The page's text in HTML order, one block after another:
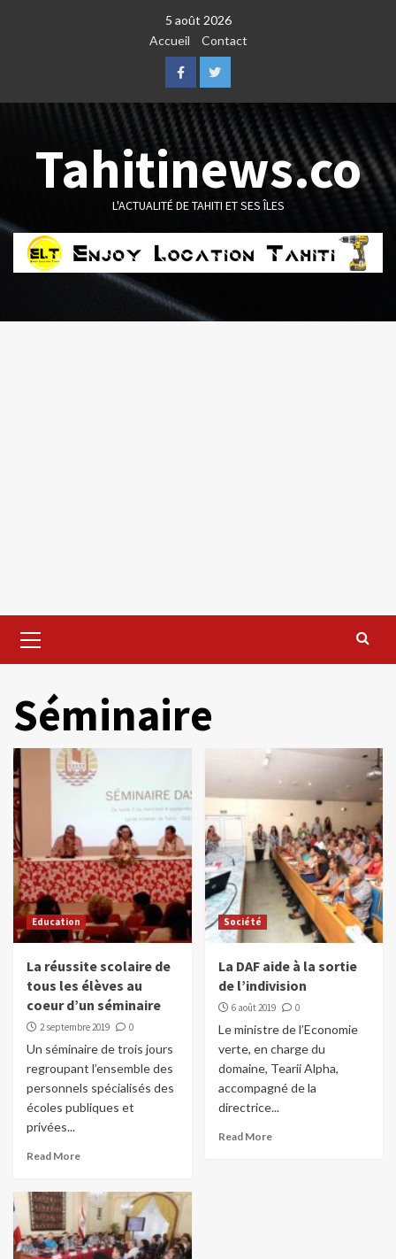
5 août 2026
Accueil
Contact
FacebookTwitter
Tahitinews.co
L'ACTUALITÉ DE TAHITI ET SES ÎLES
Menu
Séminaire
Education
La réussite scolaire de
tous les élèves au
coeur d’un séminaire
2 septembre 2019 0
Un séminaire de trois jours
regroupant l’ensemble des
personnels spécialisés des
écoles publiques et
privées...
Read More
Société
La DAF aide à la sortie
de l’indivision
6 août 2019 0
Le ministre de l’Economie
verte, en charge du
domaine, Tearii Alpha,
accompagné de la
directrice...
Read More